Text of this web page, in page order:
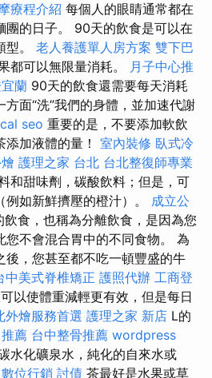
療程介紹 每個人的眼睛通常都在
團的日子。 90天的飲食是可以在
。 老人養護單人房方案 雙下巴
都可以無限量消耗。 月子中心推
蘭 90天的飲食還需要每天消耗
面“洗”我們的身體，並加速代謝
seo 重要的是，不要添加軟飲
加液體的量！ 室內裝修 臥式冷
護理之家 台北 台北整復師專業
和甜味劑，碳酸飲料；但是，可
如新鮮擠壓的橙汁）。 成立公
飲食，也稱為分離飲食，是因為您
您不會混合胃中的不同食物。 為
後，您甚至都不吃一頓豐盛的牛
中美式脊椎矯正 護照代辦 工商登
以使體重減輕更有效，但是每日
外燴服務首選 護理之家 新店 L的
薦 台中整骨推薦 wordpress
水化礦泉水，純化的自來水或
數位行銷 討債 茶最好是水果或草